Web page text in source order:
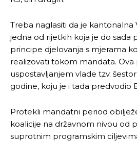
Treba naglasiti da je kantonalna
jedna od rijetkih koja je do sada
principe djelovanja s mjerama
realizovati tokom mandata. Ova
uspostavljanjem vlade tzv.
godine, koju je i tada predvodio
Protekli mandatni period
koalicije na državnom nivou od
suprotnim programskim